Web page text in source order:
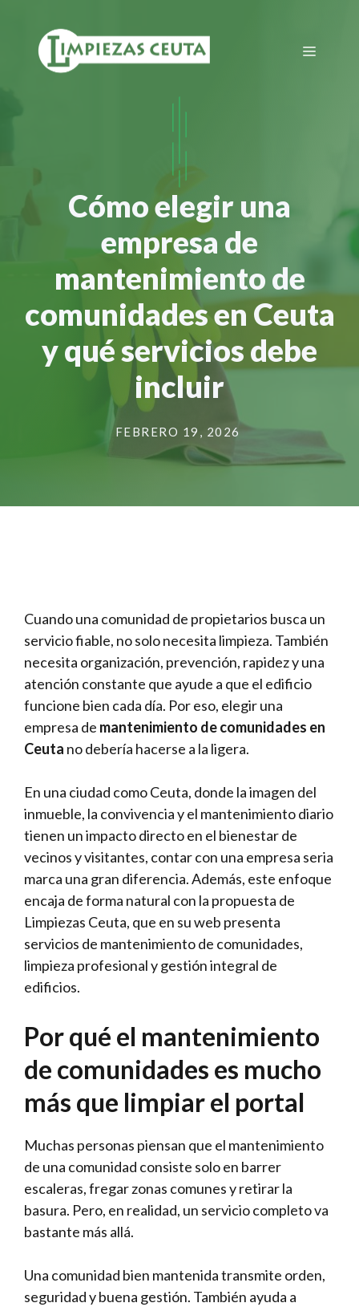
contenido
Menú
Cómo elegir una
empresa de
mantenimiento de
comunidades en Ceuta
y qué servicios debe
incluir
FEBRERO 19, 2026
Cuando una comunidad de propietarios busca un
servicio fiable, no solo necesita limpieza. También
necesita organización, prevención, rapidez y una
atención constante que ayude a que el edificio
funcione bien cada día. Por eso, elegir una
empresa de mantenimiento de comunidades en
Ceuta no debería hacerse a la ligera.
En una ciudad como Ceuta, donde la imagen del
inmueble, la convivencia y el mantenimiento diario
tienen un impacto directo en el bienestar de
vecinos y visitantes, contar con una empresa seria
marca una gran diferencia. Además, este enfoque
encaja de forma natural con la propuesta de
Limpiezas Ceuta, que en su web presenta
servicios de mantenimiento de comunidades,
limpieza profesional y gestión integral de
edificios.
Por qué el mantenimiento
de comunidades es mucho
más que limpiar el portal
Muchas personas piensan que el mantenimiento
de una comunidad consiste solo en barrer
escaleras, fregar zonas comunes y retirar la
basura. Pero, en realidad, un servicio completo va
bastante más allá.
Una comunidad bien mantenida transmite orden,
seguridad y buena gestión. También ayuda a